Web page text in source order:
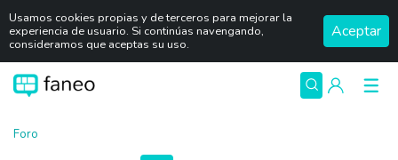
Usamos cookies propias y de terceros para mejorar la
experiencia de usuario. Si continúas navengando,
consideramos que aceptas su uso.
Aceptar
Foro